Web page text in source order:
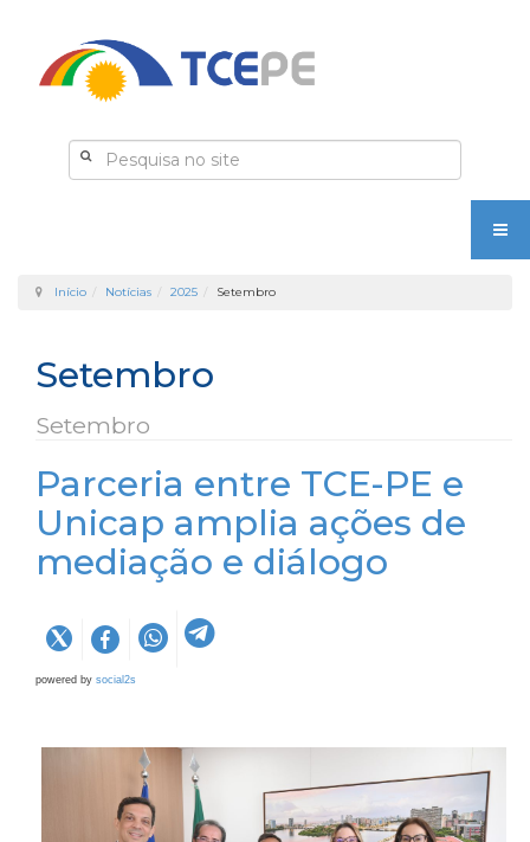
Início Notícias 2025 Setembro
Setembro
Setembro
Parceria entre TCE-PE e
Unicap amplia ações de
mediação e diálogo
powered by social2s